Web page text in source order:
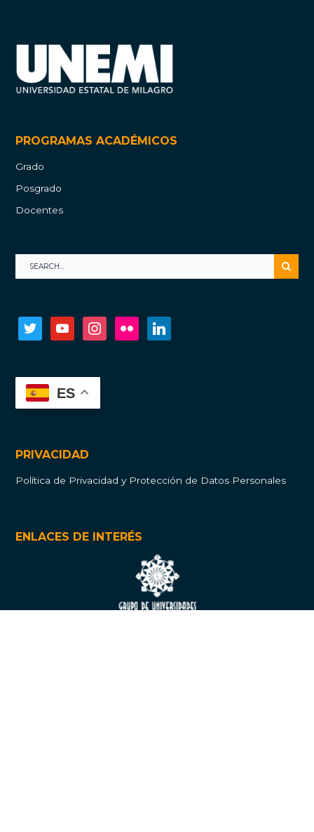
PROGRAMAS ACADÉMICOS
Grado
Posgrado
Docentes
twitter youtube instagramflickr
ES
PRIVACIDAD
Política de Privacidad y Protección de Datos Personales
ENLACES DE INTERÉS